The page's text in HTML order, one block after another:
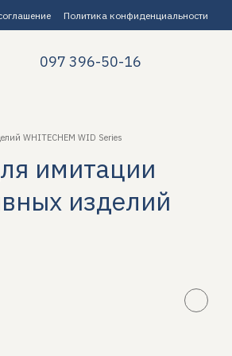
Политика конфиденциальности
097 396-50-16
WHITECHEM WID Series
имитации
изделий